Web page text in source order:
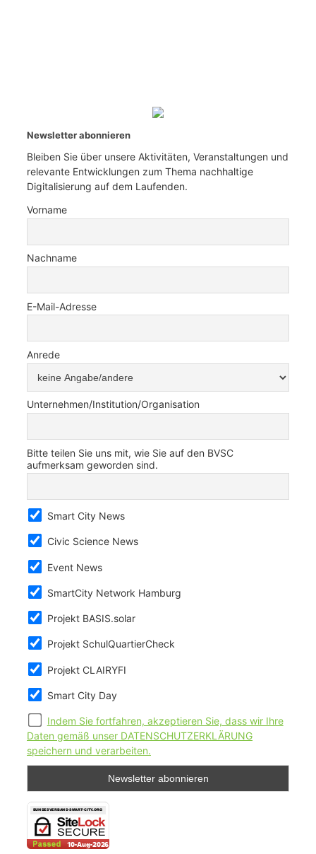
Newsletter abonnieren
Bleiben Sie über unsere Aktivitäten, Veranstaltungen und
relevante Entwicklungen zum Thema nachhaltige
Digitalisierung auf dem Laufenden.
Vorname
Nachname
E-Mail-Adresse
Anrede
Unternehmen/Institution/Organisation
Bitte teilen Sie uns mit, wie Sie auf den BVSC
aufmerksam geworden sind.
Smart City News
Civic Science News
Event News
SmartCity Network Hamburg
Projekt BASIS.solar
Projekt SchulQuartierCheck
Projekt CLAIRYFI
Smart City Day
Indem Sie fortfahren, akzeptieren Sie, dass wir Ihre
Daten gemäß unser DATENSCHUTZERKLÄRUNG
speichern und verarbeiten.